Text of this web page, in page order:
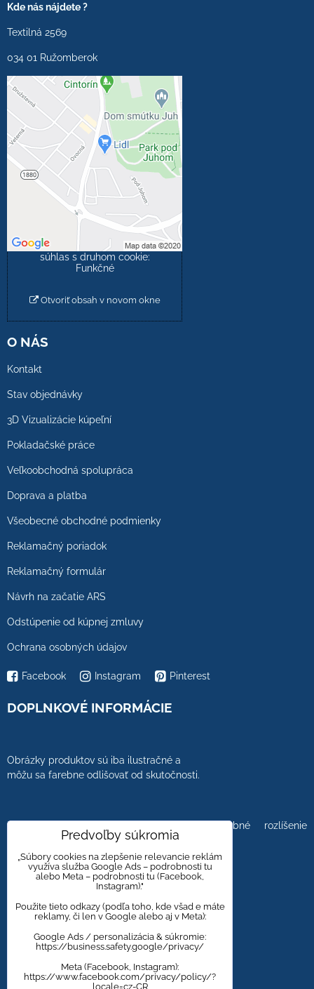
Kde nás nájdete ?
Textilná 2569
034 01 Ružomberok
Externý obsah je
blokovaný Voľbami
súkromia
Prajete si načítať externý
obsah?
Povoliť tentokrát
Povoliť a zapamätať -
súhlas s druhom cookie:
Funkčné
Otvoriť obsah v novom okne
O NÁS
Kontakt
Stav objednávky
3D Vizualizácie kúpeľní
Pokladačské práce
Veľkoobchodná spolupráca
Doprava a platba
Všeobecné obchodné podmienky
Reklamačný poriadok
Reklamačný formulár
Návrh na začatie ARS
Odstúpenie od kúpnej zmluvy
Ochrana osobných údajov
Facebook Instagram Pinterest
DOPLNKOVÉ INFORMÁCIE
Obrázky produktov sú iba ilustračné a
môžu sa farebne odlišovať od skutočnosti.
Farebnosť obrázkov tiež ovplyvňuje farebné rozlíšenie
zobrazovacej jednotky.
Obklady a dlažby s kameninovým, mramorovým,
dreveným dizajnom majú viacero kresieb,
aby bola zachovaná čo najväčšia autentickosť
prírodného materiálu.
Zmena cien vyhradená.
Predvoľby súkromia
„Súbory cookies na zlepšenie relevancie reklám
využíva služba Google Ads – podrobnosti tu
alebo Meta – podrobnosti tu (Facebook,
Instagram)."
Použite tieto odkazy (podľa toho, kde všad e máte
reklamy, či len v Google alebo aj v Meta):
Google Ads / personalizácia & súkromie:
https://business.safety.google/privacy/
Meta (Facebook, Instagram):
https://www.facebook.com/privacy/policy/?
locale=cz-CR